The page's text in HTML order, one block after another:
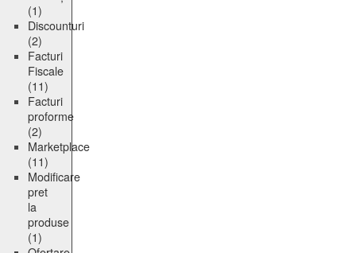
(1)
Discounturi
(2)
Facturi
Fiscale
(11)
Facturi
proforme
(2)
Marketplace
(11)
Modificare
pret
la
produse
(1)